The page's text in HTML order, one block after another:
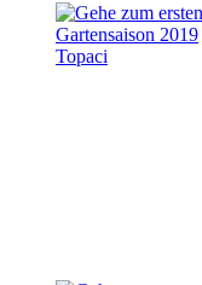
Gartensaison 2019
Topaci